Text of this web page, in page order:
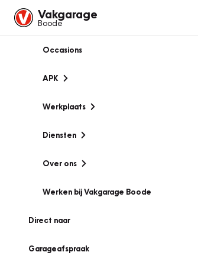
Vakgarage
Boode
Occasions
APK
Werkplaats
Diensten
Over ons
Werken bij Vakgarage Boode
Direct naar
Garageafspraak